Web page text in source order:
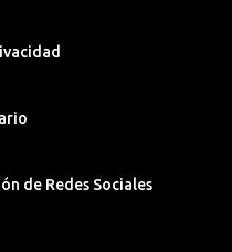
de Redes Sociales